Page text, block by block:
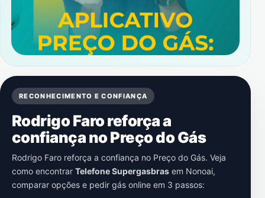
RECONHECIMENTO E CONFIANÇA
Rodrigo Faro reforça a
confiança no Preço do Gás
Rodrigo Faro reforça a confiança no Preço do Gás. Veja
como encontrar Telefone Supergasbras em Nonoai,
comparar opções e pedir gás online em 3 passos: